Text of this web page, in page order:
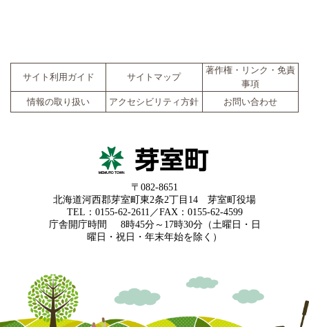
サイト利用ガイド サイトマップ
著作権・リンク・免責
事項
情報の取り扱い
アクセシビリティ方針 お問い合わせ
〒082-8651
北海道河西郡芽室町東2条2丁目14 芽室町役場
TEL：0155-62-2611／FAX：0155-62-4599
庁舎開庁時間
8時45分～17時30分（土曜日・日
曜日・祝日・年末年始を除く）